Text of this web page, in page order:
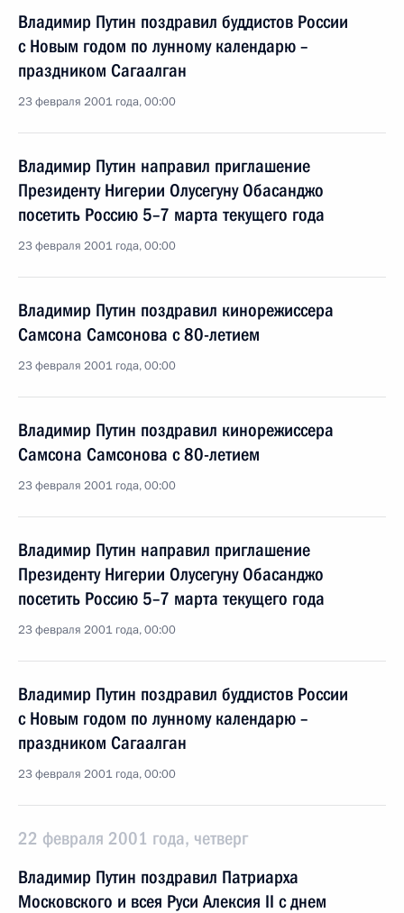
Владимир Путин поздравил буддистов России
с Новым годом по лунному календарю –
праздником Сагаалган
23 февраля 2001 года, 00:00
Владимир Путин направил приглашение
Президенту Нигерии Олусегуну Обасанджо
посетить Россию 5–7 марта текущего года
23 февраля 2001 года, 00:00
Владимир Путин поздравил кинорежиссера
Самсона Самсонова с 80-летием
23 февраля 2001 года, 00:00
Владимир Путин поздравил кинорежиссера
Самсона Самсонова с 80-летием
23 февраля 2001 года, 00:00
Владимир Путин направил приглашение
Президенту Нигерии Олусегуну Обасанджо
посетить Россию 5–7 марта текущего года
23 февраля 2001 года, 00:00
Владимир Путин поздравил буддистов России
с Новым годом по лунному календарю –
праздником Сагаалган
23 февраля 2001 года, 00:00
22 февраля 2001 года, четверг
Владимир Путин поздравил Патриарха
Московского и всея Руси Алексия II с днем